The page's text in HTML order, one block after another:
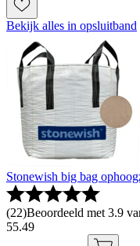
Bekijk alles in opsluitband
Stonewish big bag
(22)Beoordeeld met 3.9
55.49